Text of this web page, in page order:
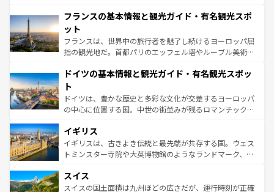
なお、新着のイタリア情報はコンテンツ一覧を参照してほ
しい。
文化が根付くこの国では、情熱的なフラメンコ、熱気あふ
れる闘牛、そして美味しいタパスが生活の一部となってい
る。首都マドリードの洗練された雰囲気や、バルセロナの
アートに溢れた街角から、地方では古代ローマ遺跡や中世
せる。地方によって風土や気候が異なるスペインはその個
ンテンツ一覧 を参照してほしい。
フランスの基本情報と観光ガイド・有名観光スポ
ット
フランスは、世界中の旅行者を魅了し続けるヨーロッパ屈
指の観光地だ。首都パリのエッフェル塔やルーブル美術館
で、幅広い魅力が詰まっている。華麗な宮殿、歴史的な大
聖堂、美しいビーチ、そして豊かな自然が、訪れる者を心
から魅了する。また、フランスは美食の国としても知ら
れ、フランス料理はユネスコ無形文化遺産にも登録されて
香り高いラベンダー畑など、多彩な楽しみ方が可能だ。さ
らに、パリ以外の地域にも魅力が溢れており、どの街角に
も豊かな歴史と文化が息づいている。パリ以外の個性あふ
を参照してほしい。
ドイツの基本情報と観光ガイド・有名観光スポッ
ト
ドイツは、豊かな歴史と多彩な文化が交差するヨーロッパ
の中心に位置する国。中世の街並みが残るロマンチック街
顔を持つこの国は、どこを歩いても飽きることがない。ベ
ルリンの文化的活気、バイエルン州のアルプスの絶景、そ
してライン川沿いのワイン畑といった風景は必見。ビール
は、お酒好きな人にはぜひ体験してほしい。 なお、新着の
ドイツ情報はコンテンツ一覧を参照してほしい。
イギリス
イギリスは、古きよき伝統と最先端が共存する国。ウェス
トミンスター寺院や大英博物館のようなランドマーク、歴
リアごとに異なる魅力がある。また、優雅なアフタヌーン
ティー、ビール好きにはたまらない英国パブ、サッカー観
スイス
スイスの国土面積は九州ほどの広さだが、運行時刻が正確